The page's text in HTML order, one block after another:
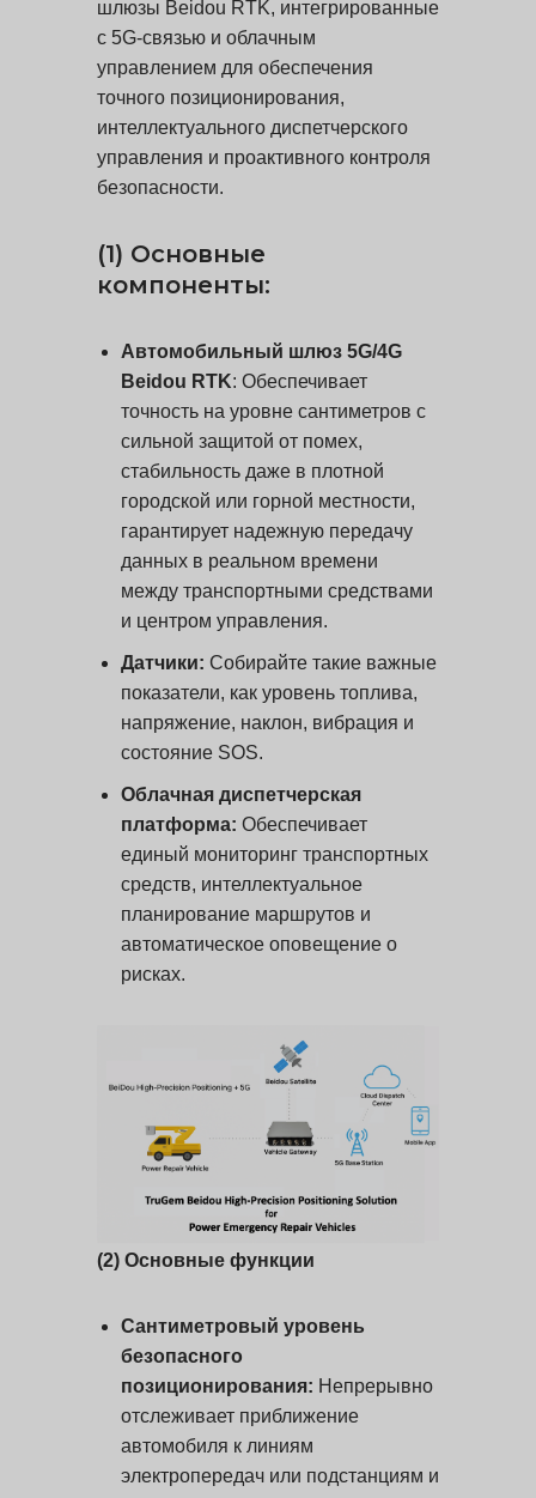
шлюзы Beidou RTK, интегрированные
с 5G-связью и облачным
управлением для обеспечения
точного позиционирования,
интеллектуального диспетчерского
управления и проактивного контроля
безопасности.
(1) Основные
компоненты:
Автомобильный шлюз 5G/4G
Beidou RTK: Обеспечивает
точность на уровне сантиметров с
сильной защитой от помех,
стабильность даже в плотной
городской или горной местности,
гарантирует надежную передачу
данных в реальном времени
между транспортными средствами
и центром управления.
Датчики: Собирайте такие важные
показатели, как уровень топлива,
напряжение, наклон, вибрация и
состояние SOS.
Облачная диспетчерская
платформа: Обеспечивает
единый мониторинг транспортных
средств, интеллектуальное
планирование маршрутов и
автоматическое оповещение о
рисках.
(2) Основные функции
Сантиметровый уровень
безопасного
позиционирования: Непрерывно
отслеживает приближение
автомобиля к линиям
электропередач или подстанциям и